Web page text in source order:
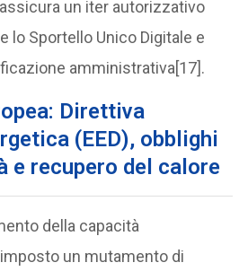
un iter autorizzativo
lo Sportello Unico Digitale e
amministrativa[17].
Direttiva
(EED), obblighi
e recupero del calore
della capacità
un mutamento di